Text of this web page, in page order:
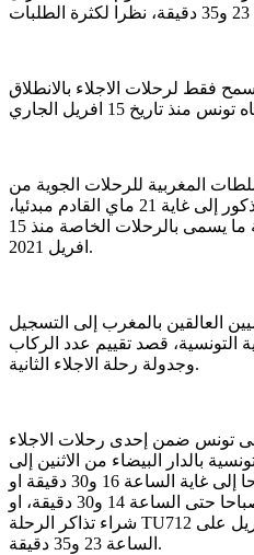
فقط لرحلات الاجلاء بالانطلاق
المغربية للرحلات الجوية من
وإلى تونس باعتبار التاريخ المذكور إلى غاية 21 ماي القادم مبدئيا،
وبالتالي يحظر هذا القرار برمجة ما يسمى بالرحلات الخاصة منذ 15
افريل 2021.
العالقين بالمغرب إلى التسجيل
التونسية، قصد تقييم عدد الركاب
وجدولة رحلة الاجلاء الثانية.
تونس ضمن إحدى رحلات الاجلاء
بالدار البيضاء من الاثنين إلى
الجمعة من الساعة 8.30 صباحا إلى غاية الساعة 16 و30 دقيقة او
يوم السبت من الساعة 9.30 صباحا حتى الساعة 14 و30 دقيقة، او
شراء تذاكر الرحلة TU712 المبرمجة يوم الأحد 25 افريل على
الساعة 23 و35 دقيقة.